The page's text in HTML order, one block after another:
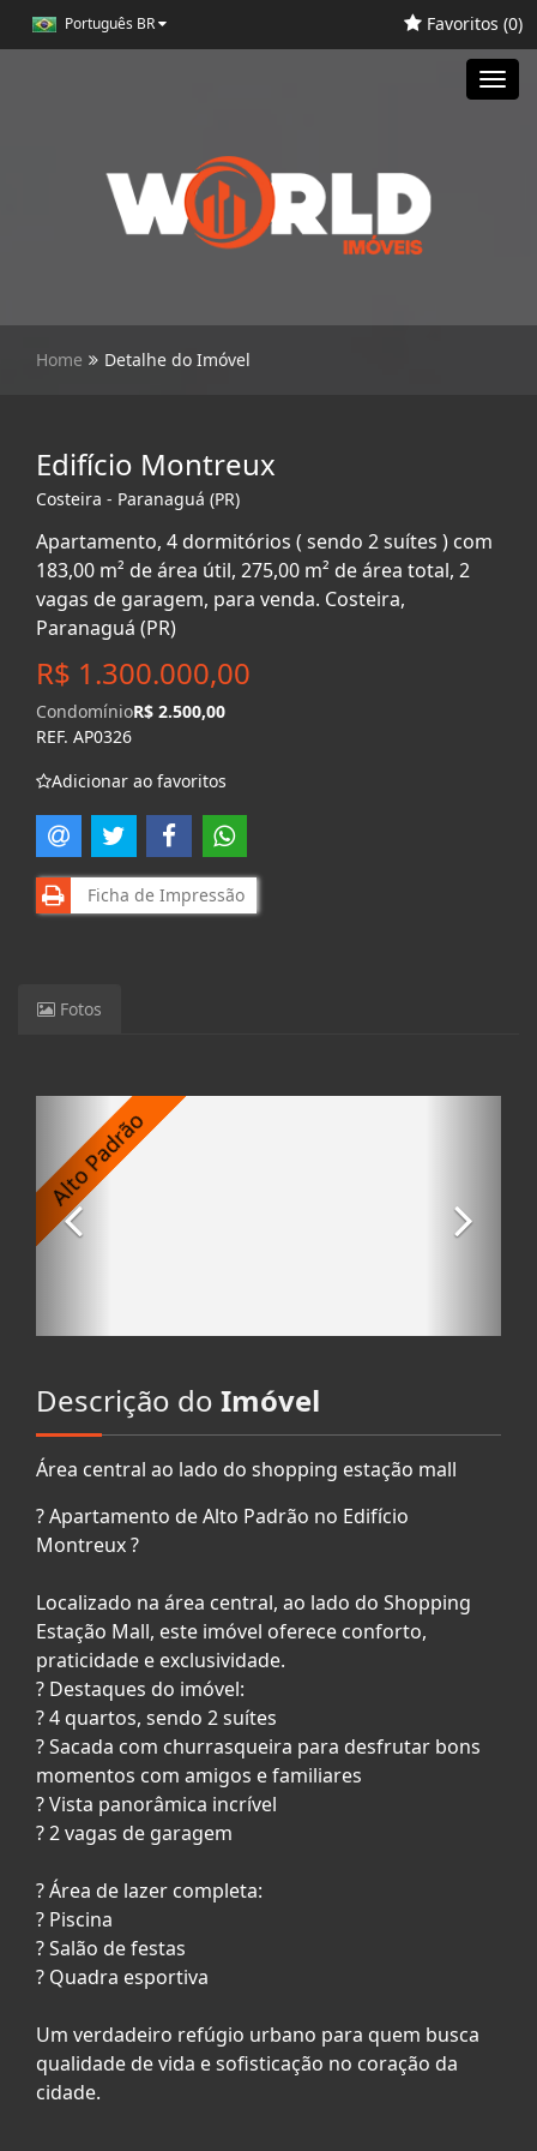
Português BR Favoritos (0)
Home Detalhe do Imóvel
Edifício Montreux
Costeira - Paranaguá (PR)
Apartamento, 4 dormitórios ( sendo 2 suítes ) com
183,00 m² de área útil, 275,00 m² de área total, 2
vagas de garagem, para venda. Costeira,
Paranaguá (PR)
R$ 1.300.000,00
CondomínioR$ 2.500,00
REF. AP0326
Adicionar ao favoritos
Ficha de Impressão
Fotos
Descrição do Imóvel
Área central ao lado do shopping estação mall
? Apartamento de Alto Padrão no Edifício
Montreux ?
Localizado na área central, ao lado do Shopping
Estação Mall, este imóvel oferece conforto,
praticidade e exclusividade.
? Destaques do imóvel:
? 4 quartos, sendo 2 suítes
? Sacada com churrasqueira para desfrutar bons
momentos com amigos e familiares
? Vista panorâmica incrível
? 2 vagas de garagem
? Área de lazer completa:
? Piscina
? Salão de festas
? Quadra esportiva
Um verdadeiro refúgio urbano para quem busca
qualidade de vida e sofisticação no coração da
cidade.